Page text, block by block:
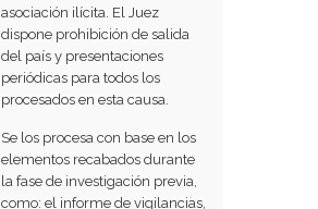
asociación ilícita. El Juez
dispone prohibición de salida
del país y presentaciones
periódicas para todos los
procesados en esta causa.
Se los procesa con base en los
elementos recabados durante
la fase de investigación previa,
como: el informe de vigilancias,